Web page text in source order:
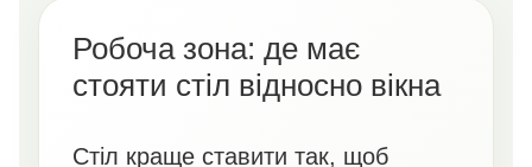
Робоча зона: де має
стояти стіл відносно вікна
Стіл краще ставити так, щоб